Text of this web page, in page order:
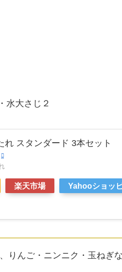
水大さじ２
れ スタンダード 3本セット
楽天市場 Yahooショッ
りんご・ニンニク・玉ねぎ